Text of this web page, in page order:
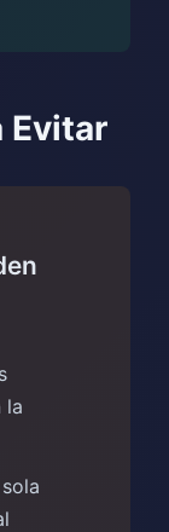
Evitar
la